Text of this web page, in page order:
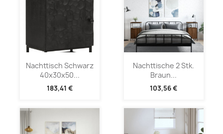
Nachttisch Schwarz
40x30x50...
183,41 €
Nachttische 2 Stk.
Braun...
103,56 €